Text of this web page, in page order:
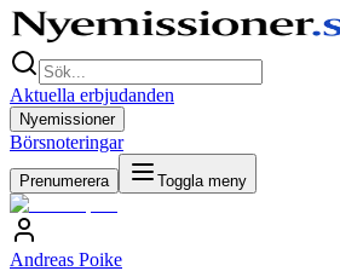
Aktuella erbjudanden
Nyemissioner
Börsnoteringar
Prenumerera Toggla meny
Andreas Poike